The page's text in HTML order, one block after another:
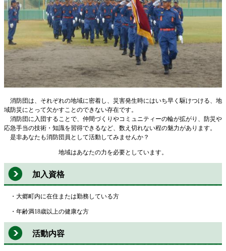
消防団は、それぞれの地域に密着し、災害発生時にはいち早く駆けつける、地
域防災にとって欠かすことのできない存在です。
消防団に入団することで、仲間づくりやコミュニティーの輪が拡がり、防災や
応急手当の技術・知識を習得できるなど、数え切れない程の魅力があります。
是非あなたも消防団員として活動してみませんか？
地域はあなたの力を必要としています。
加入資格
・大郷町内に在住または勤務している方
・年齢満18歳以上の健康な方
活動内容